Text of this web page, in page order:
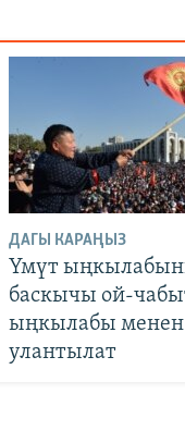
ДАГЫ КАРАҢЫЗ
Үмүт
баскычы ой-
ыңкылабы менен
улантылат